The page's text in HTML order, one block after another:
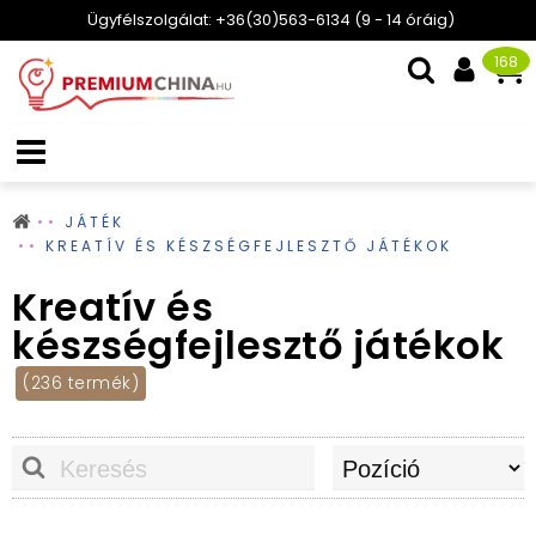
Ügyfélszolgálat: +36(30)563-6134 (9 - 14 óráig)
168
JÁTÉK
KREATÍV ÉS KÉSZSÉGFEJLESZTŐ JÁTÉKOK
Kreatív és
készségfejlesztő játékok
(236 termék)